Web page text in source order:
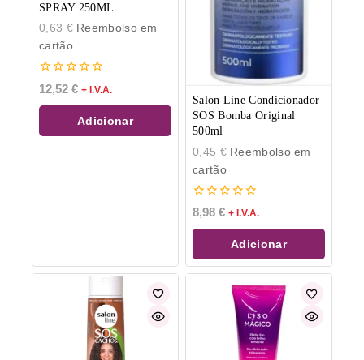
SPRAY 250ML
0,63 €Reembolso em
cartão
0
de
5
12,52 € + I.V.A.
Adicionar
Salon Line Condicionador
SOS Bomba Original
500ml
0,45 €Reembolso em
cartão
0
de
5
8,98 € + I.V.A.
Adicionar